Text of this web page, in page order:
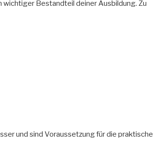
wichtiger Bestandteil deiner Ausbildung. Zu
und sind Voraussetzung für die praktische